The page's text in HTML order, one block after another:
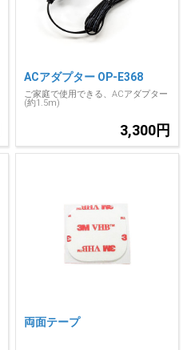
ACアダプター OP-E368
ご家庭で使用できる、ACアダプター
(約1.5m)
3,300円
両面テープ